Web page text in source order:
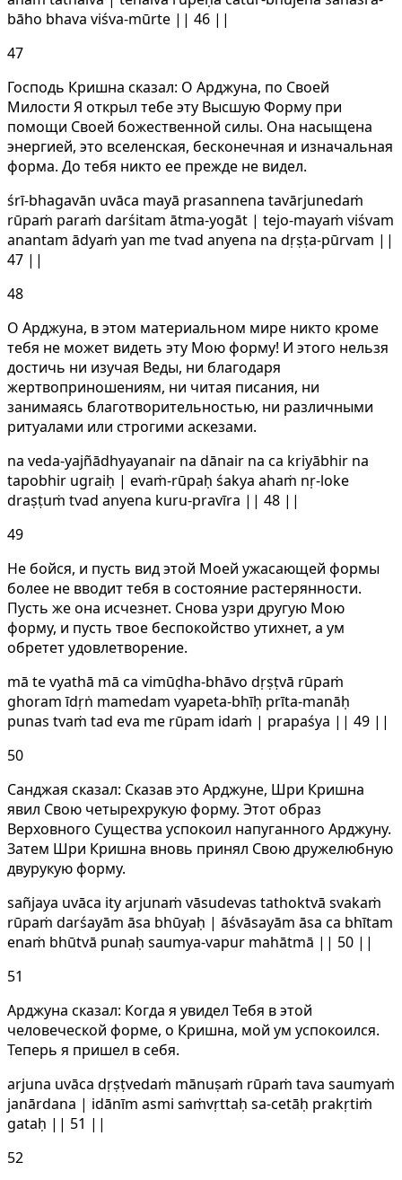
bāho bhava viśva-mūrte || 46 ||
47
Господь Кришна сказал: О Арджуна, по Своей
Милости Я открыл тебе эту Высшую Форму при
помощи Своей божественной силы. Она насыщена
энергией, это вселенская, бесконечная и изначальная
форма. До тебя никто ее прежде не видел.
śrī-bhagavān uvāca mayā prasannena tavārjunedaṁ
rūpaṁ paraṁ darśitam ātma-yogāt | tejo-mayaṁ viśvam
anantam ādyaṁ yan me tvad anyena na dṛṣṭa-pūrvam ||
47 ||
48
О Арджуна, в этом материальном мире никто кроме
тебя не может видеть эту Мою форму! И этого нельзя
достичь ни изучая Веды, ни благодаря
жертвоприношениям, ни читая писания, ни
занимаясь благотворительностью, ни различными
ритуалами или строгими аскезами.
na veda-yajñādhyayanair na dānair na ca kriyābhir na
tapobhir ugraiḥ | evaṁ-rūpaḥ śakya ahaṁ nṛ-loke
draṣṭuṁ tvad anyena kuru-pravīra || 48 ||
49
Не бойся, и пусть вид этой Моей ужасающей формы
более не вводит тебя в состояние растерянности.
Пусть же она исчезнет. Снова узри другую Мою
форму, и пусть твое беспокойство утихнет, а ум
обретет удовлетворение.
mā te vyathā mā ca vimūḍha-bhāvo dṛṣṭvā rūpaṁ
ghoram īdṛṅ mamedam vyapeta-bhīḥ prīta-manāḥ
punas tvaṁ tad eva me rūpam idaṁ | prapaśya || 49 ||
50
Санджая сказал: Сказав это Арджуне, Шри Кришна
явил Свою четырехрукую форму. Этот образ
Верховного Существа успокоил напуганного Арджуну.
Затем Шри Кришна вновь принял Свою дружелюбную
двурукую форму.
sañjaya uvāca ity arjunaṁ vāsudevas tathoktvā svakaṁ
rūpaṁ darśayām āsa bhūyaḥ | āśvāsayām āsa ca bhītam
enaṁ bhūtvā punaḥ saumya-vapur mahātmā || 50 ||
51
Арджуна сказал: Когда я увидел Тебя в этой
человеческой форме, о Кришна, мой ум успокоился.
Теперь я пришел в себя.
arjuna uvāca dṛṣṭvedaṁ mānuṣaṁ rūpaṁ tava saumyaṁ
janārdana | idānīm asmi saṁvṛttaḥ sa-cetāḥ prakṛtiṁ
gataḥ || 51 ||
52